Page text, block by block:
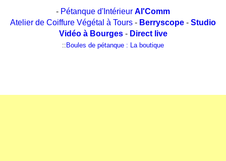
- Pétanque d'Intérieur Al'Comm
Atelier de Coiffure Végétal à Tours - Berryscope - Studio
Vidéo à Bourges- Direct live
:: Boules de pétanque : La boutique